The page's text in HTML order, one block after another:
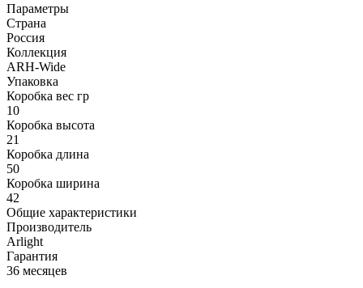
Параметры
Страна
Россия
Коллекция
ARH-Wide
Упаковка
Коробка вес гр
10
Коробка высота
21
Коробка длина
50
Коробка ширина
42
Общие характеристики
Производитель
Arlight
Гарантия
36 месяцев